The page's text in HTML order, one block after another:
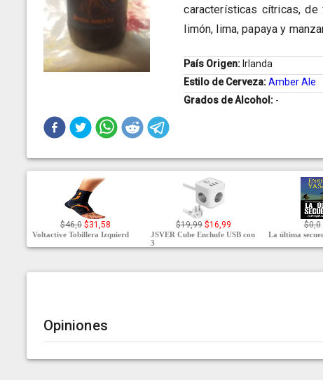
características cítricas,
limón, lima, papaya y
País Origen: Irlanda
Estilo de Cerveza:Amber Ale
Grados de Alcohol: -
$46,0 $31,58
Voltactive Tobillera Izquierd
$19,99 $16,99
JSVER Cube Enchufe USB con
3
$0,0
La última
Opiniones